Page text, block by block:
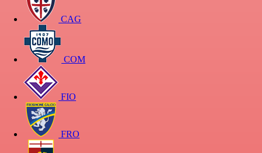
CAG
COM
FIO
FRO